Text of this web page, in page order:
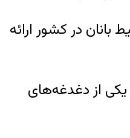
در کشور ارائه
اند. یکی از دغدغه‌های